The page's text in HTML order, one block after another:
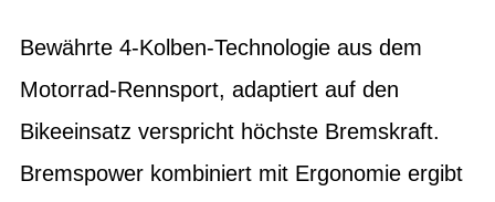
Bewährte 4-Kolben-Technologie aus dem
Motorrad-Rennsport, adaptiert auf den
Bikeeinsatz verspricht höchste Bremskraft.
Bremspower kombiniert mit Ergonomie ergibt